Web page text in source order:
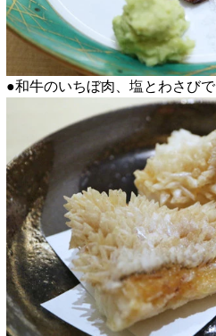
●和牛のいちぼ肉、塩とわさびで